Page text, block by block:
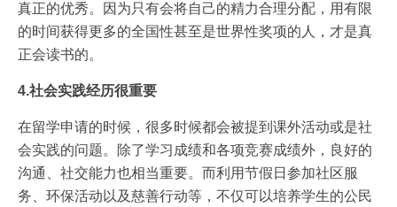
真正的优秀。因为只有会将自己的精力合理分配，用有限
的时间获得更多的全国性甚至是世界性奖项的人，才是真
正会读书的。
4.社会实践经历很重要
在留学申请的时候，很多时候都会被提到课外活动或是社
会实践的问题。除了学习成绩和各项竞赛成绩外，良好的
沟通、社交能力也相当重要。而利用节假日参加社区服
务、环保活动以及慈善行动等，不仅可以培养学生的公民